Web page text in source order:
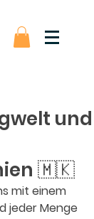
und
🇲🇰
mit einem
jeder Menge